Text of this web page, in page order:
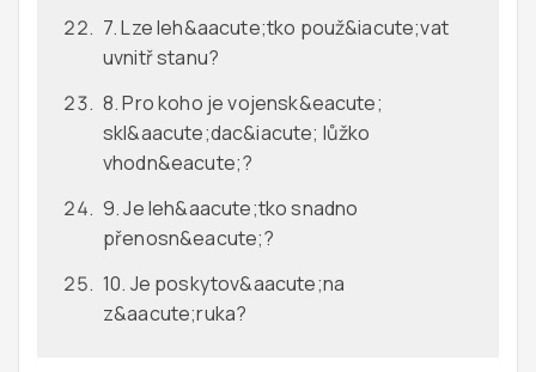
7. Lze leh&aacute;tko použ&iacute;vat
uvnitř stanu?
8. Pro koho je vojensk&eacute;
skl&aacute;dac&iacute; lůžko
vhodn&eacute;?
9. Je leh&aacute;tko snadno
přenosn&eacute;?
10. Je poskytov&aacute;na
z&aacute;ruka?